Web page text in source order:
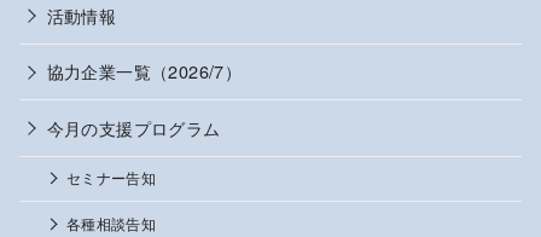
活動情報
協力企業一覧（2026/7）
今月の支援プログラム
セミナー告知
各種相談告知